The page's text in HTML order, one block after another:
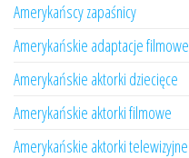
Amerykańscy zapaśnicy
Amerykańskie adaptacje filmowe
Amerykańskie aktorki dziecięce
Amerykańskie aktorki filmowe
Amerykańskie aktorki telewizyjne